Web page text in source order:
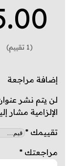
(1 تقييم)
إضافة مراجعة
لن يتم نشر
الإلزامية مشار
تقييمك *
مراجعتك *